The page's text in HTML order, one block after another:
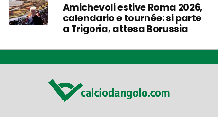
Amichevoli estive Roma 2026,
calendario e tournée: si parte
a Trigoria, attesa Borussia